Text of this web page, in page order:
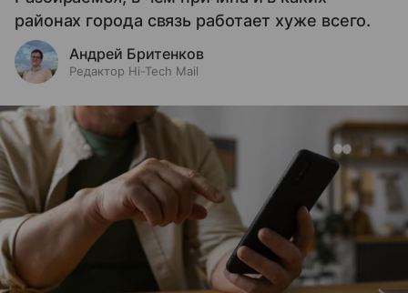
районах города связь работает хуже всего.
Андрей Бритенков
Редактор Hi-Tech Mail